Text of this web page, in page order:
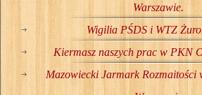
Warszawie.
Wigilia PŚDS i WTZ
Kiermasz naszych prac w PKN
Mazowiecki Jarmark